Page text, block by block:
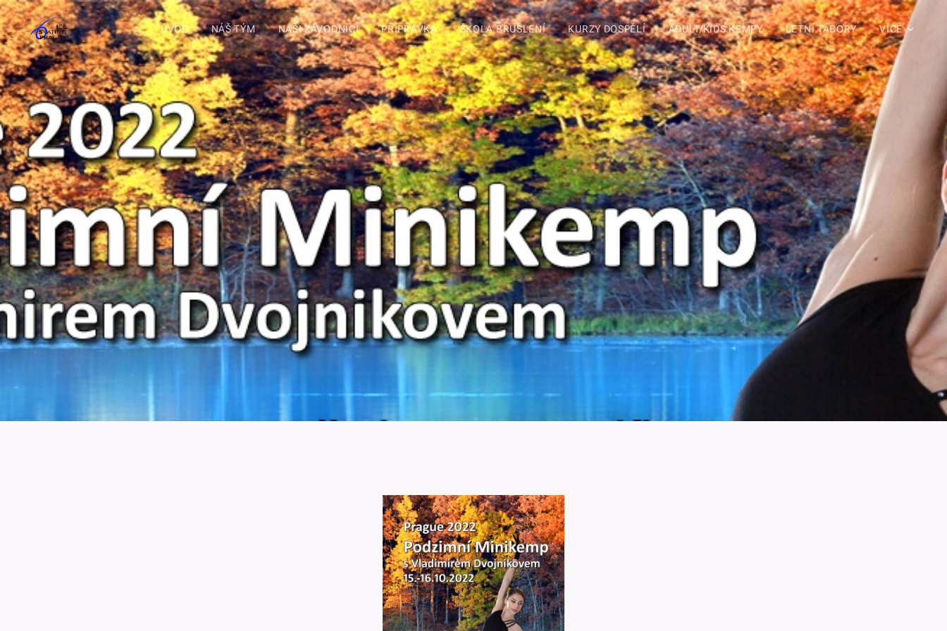
ÚVOD NÁŠ TÝM NAŠI ZÁVODNÍCI PŘÍPRAVKA ŠKOLA BRUSLENÍ KURZY DOSPĚLÍ ADULT/KIDS KEMPY LETNÍ TÁBORY VÍCE